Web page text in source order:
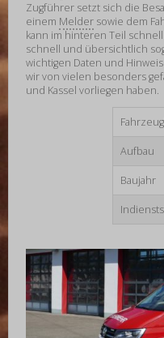
Zugführer setzt sich die
einem Melder sowie dem
kann im hinteren Teil
schnell und übersichtlich
wichtigen Daten und
wir von vielen besonders
und Kassel vorliegen haben.
Aufbau
Baujahr